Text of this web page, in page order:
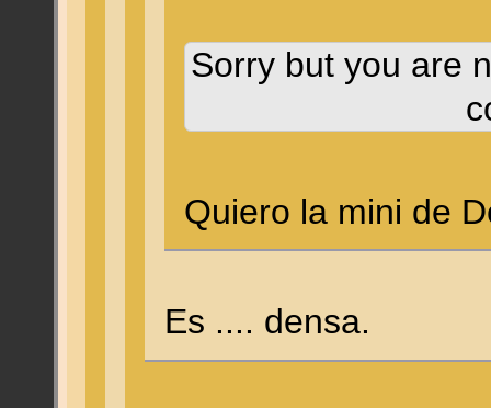
Sorry but you are
Quiero la mini de
Es .... densa.